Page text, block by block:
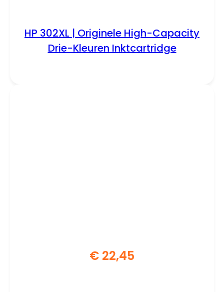
HP 302XL | Originele High-Capacity
Drie-Kleuren Inktcartridge
€ 22,45